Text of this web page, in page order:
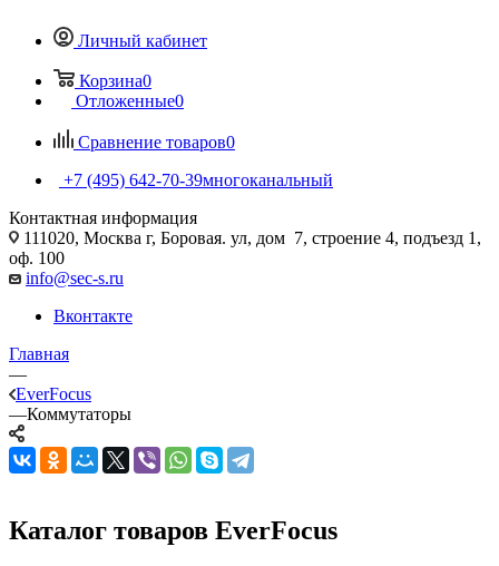
Личный кабинет
Корзина0
Отложенные0
Сравнение товаров0
+7 (495) 642-70-39многоканальный
Контактная информация
111020, Москва г, Боровая. ул, дом 7, строение 4, подъезд 1,
оф. 100
info@sec-s.ru
Вконтакте
Главная
—
EverFocus
—Коммутаторы
Каталог товаров EverFocus